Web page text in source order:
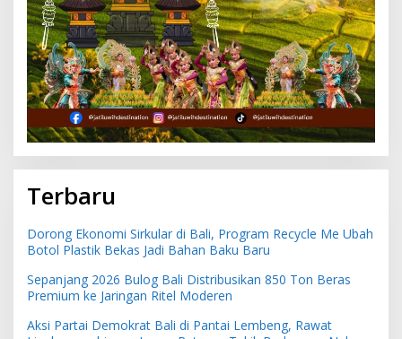
Terbaru
Dorong Ekonomi Sirkular di Bali, Program Recycle Me Ubah
Botol Plastik Bekas Jadi Bahan Baku Baru
Sepanjang 2026 Bulog Bali Distribusikan 850 Ton Beras
Premium ke Jaringan Ritel Moderen
Aksi Partai Demokrat Bali di Pantai Lembeng, Rawat